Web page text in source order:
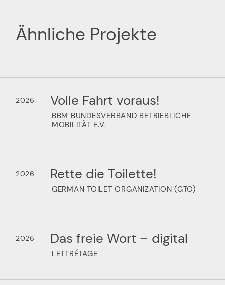
Ähnliche Projekte
2026 Volle Fahrt voraus!
BBM BUNDESVERBAND BETRIEBLICHE
MOBILITÄT E.V.
2026 Rette die Toilette!
GERMAN TOILET ORGANIZATION (GTO)
2026 Das freie Wort – digital
LETTRÉTAGE